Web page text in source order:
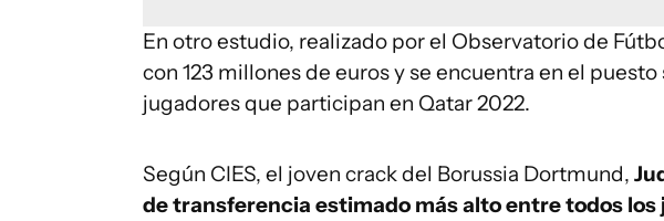
En otro estudio, realizado por el Observatorio de
con 123 millones de euros y se encuentra en el
jugadores que participan en Qatar 2022.
Según CIES, el joven crack del Borussia Dortmund,
de transferencia estimado más alto entre todos los